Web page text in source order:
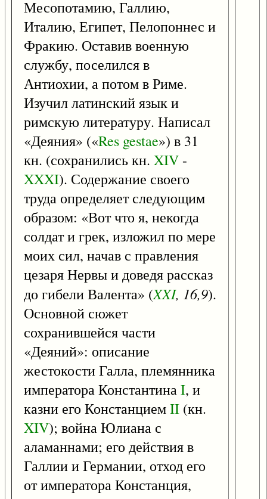
Месопотамию, Галлию,
Италию, Египет, Пелопоннес и
Фракию. Оставив военную
службу, поселился в
Антиохии, а потом в Риме.
Изучил латинский язык и
римскую литературу. Написал
«Деяния» («Res gestae») в 31
кн. (сохранились кн. XIV -
XXXI). Содержание своего
труда определяет следующим
образом: «Вот что я, некогда
солдат и грек, изложил по мере
моих сил, начав с правления
цезаря Нервы и доведя рассказ
до гибели Валента» (XXI, 16,9).
Основной сюжет
сохранившейся части
«Деяний»: описание
жестокости Галла, племянника
императора КонстантинаI, и
казни его КонстанциемII (кн.
XIV); война Юлиана с
аламаннами; его действия в
Галлии и Германии, отход его
от императора Констанция,